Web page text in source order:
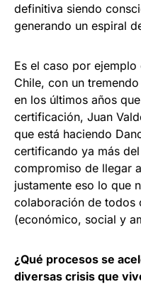
definitiva siendo
generando un espiral
Es el caso por
Chile, con un
en los últimos años
certificación, Juan
que está haciendo
certificando ya más
compromiso de llegar
justamente eso lo que
colaboración de todos
(económico, social y
¿Qué procesos se
diversas crisis que